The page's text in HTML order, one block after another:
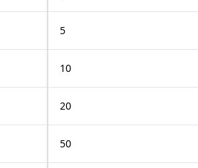
5
10
20
50